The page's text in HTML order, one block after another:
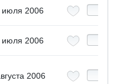
июля 2006
июля 2006
2006